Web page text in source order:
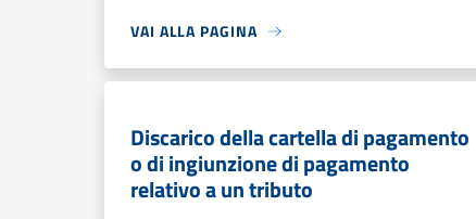
VAI ALLA PAGINA
Discarico della cartella di pagamento
o di ingiunzione di pagamento
relativo a un tributo